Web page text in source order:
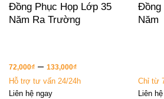
Đồng
Năm
Chỉ từ
Liên
Đồng Phục Họp Lớp 35
Năm Ra Trường
72,000₫– 133,000₫
Hỗ trợ tư vấn 24/24h
Liên hệ ngay